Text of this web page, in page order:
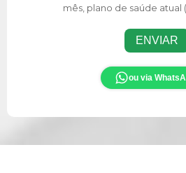
mês, plano de saúde atual
ENVIAR
ou via